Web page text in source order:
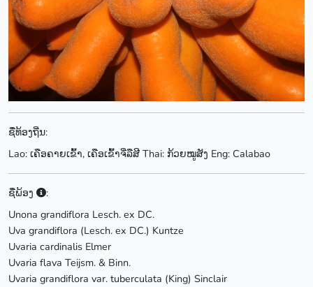
ຊື່ທ້ອງຖີ່ນ:
Lao: ເຄືອຄາຍເຂົ້າ, ເຄືອເຂົ້າຈີ່ລືສີ Thai: ກ້ວຍໝູສັງ Eng: Calabao
ຊື່ພ້ອງ
:
Unona grandiflora Lesch. ex DC.
Uva grandiflora (Lesch. ex DC.) Kuntze
Uvaria cardinalis Elmer
Uvaria flava Teijsm. & Binn.
Uvaria grandiflora var. tuberculata (King) Sinclair